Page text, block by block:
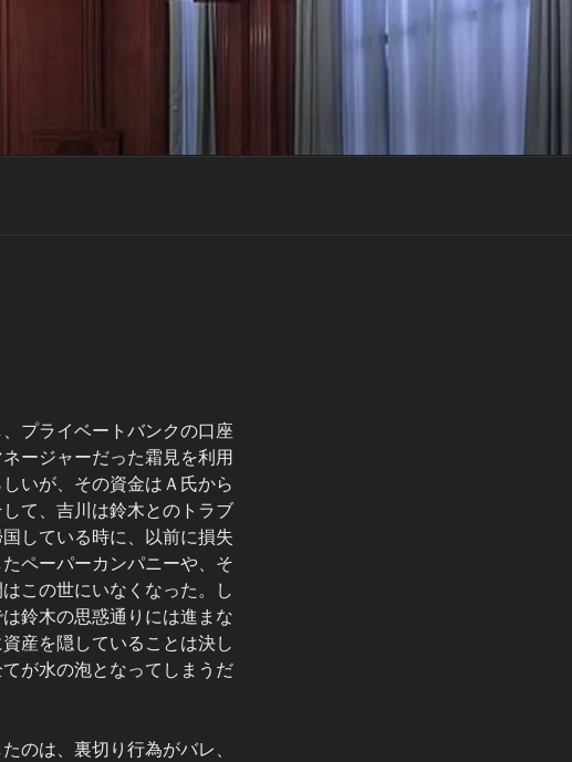
プライベートバンクの口座
ージャーだった霜見を利用
いが、その資金はＡ氏から
て、吉川は鈴木とのトラブ
している時に、以前に損失
ペーパーカンパニーや、そ
この世にいなくなった。し
鈴木の思惑通りには進まな
産を隠していることは決し
が水の泡となってしまうだ
のは、裏切り行為がバレ、